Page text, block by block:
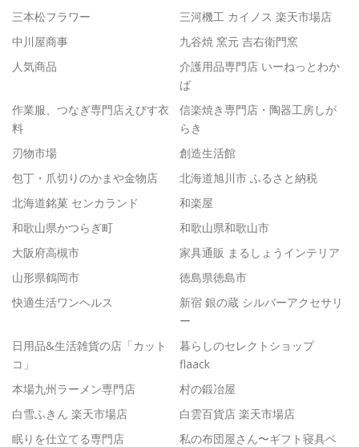
三本松フラワー
三河機工 カイノス 楽天市場店
中川屋商事
九谷焼 窯元 吉右衛門窯
人気商品
介護用品専門店 いーねっとわか
ば
作業服、つなぎ専門店えびす衣
料
信楽焼き専門店・陶器工房しが
らき
刃物市場
創造生活館
包丁・爪切りのかまや金物店
北海道旭川市 ふるさと納税
北海道銘菓 センカランド
和楽屋
和歌山県かつらぎ町
和歌山県和歌山市
大阪府高槻市
家具通販 まるしょうインテリア
山形県鶴岡市
徳島県徳島市
快適生活ワンヘルス
新宿 銀の蔵 シルバーアクセサリ
ー
日用品&生活雑貨の店「カット
コ」
暮らしのセレクトショップ
flaack
本場九州ラーメン専門店
村の鍛冶屋
白雪ふきん 楽天市場店
白雲百貨店 楽天市場店
眠りを仕立てる専門店
私の布団屋さん〜ギフト寝具ベ